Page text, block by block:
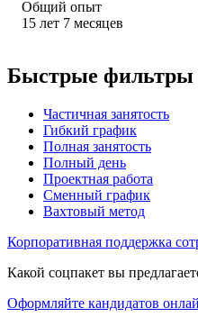
Общий опыт
15 лет 7 месяцев
Быстрые фильтры
Частичная занятость
Гибкий график
Полная занятость
Полный день
Проектная работа
Сменный график
Вахтовый метод
Корпоративная поддержка
Какой соцпакет вы
Оформляйте кандидатов